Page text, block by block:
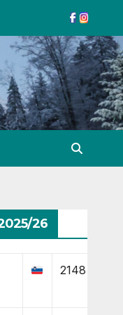
26
2148